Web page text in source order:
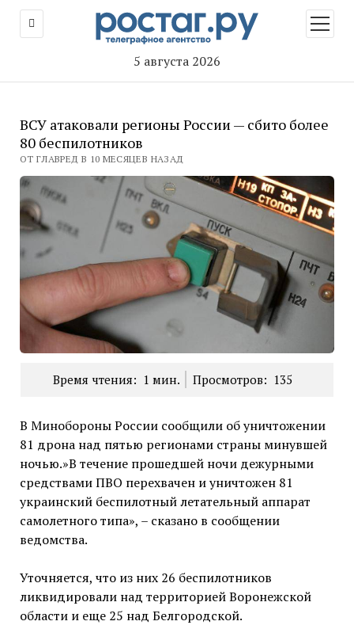
5 августа 2026
меню
ВСУ атаковали регионы России — сбито более
80 беспилотников
ОТ ГЛАВРЕД В 10 МЕСЯЦЕВ НАЗАД
Время чтения: 1 мин. Просмотров: 135
В Минобороны России сообщили об уничтожении
81 дрона над пятью регионами страны минувшей
ночью.»В течение прошедшей ночи дежурными
средствами ПВО перехвачен и уничтожен 81
украинский беспилотный летательный аппарат
самолетного типа», – сказано в сообщении
ведомства.
Уточняется, что из них 26 беспилотников
ликвидировали над территорией Воронежской
области и еще 25 над Белгородской.